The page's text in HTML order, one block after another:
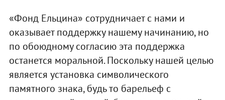
«Фонд Ельцина» сотрудничает с нами и
оказывает поддержку нашему начинанию, но
по обоюдному согласию эта поддержка
останется моральной. Поскольку нашей целью
является установка символического
памятного знака, будь то барельеф с